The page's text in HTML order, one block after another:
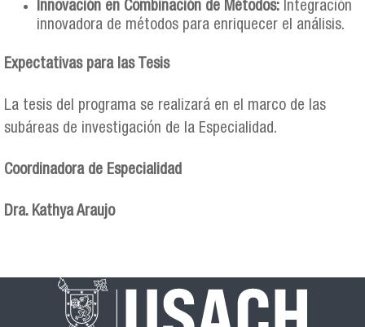
Innovación en Combinación de Métodos: Integración
innovadora de métodos para enriquecer el análisis.
Expectativas para las Tesis
La tesis del programa se realizará en el marco de las
subáreas de investigación de la Especialidad.
Coordinadora de Especialidad
Dra. Kathya Araujo